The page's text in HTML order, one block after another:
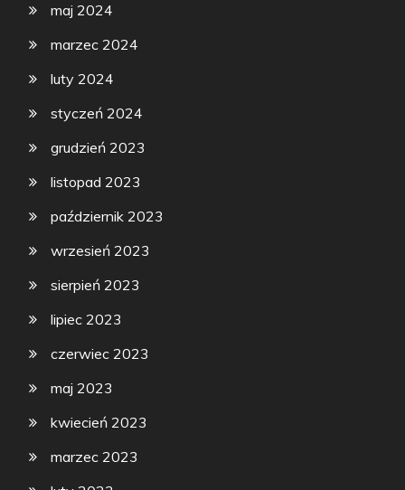
maj 2024
marzec 2024
luty 2024
styczeń 2024
grudzień 2023
listopad 2023
październik 2023
wrzesień 2023
sierpień 2023
lipiec 2023
czerwiec 2023
maj 2023
kwiecień 2023
marzec 2023